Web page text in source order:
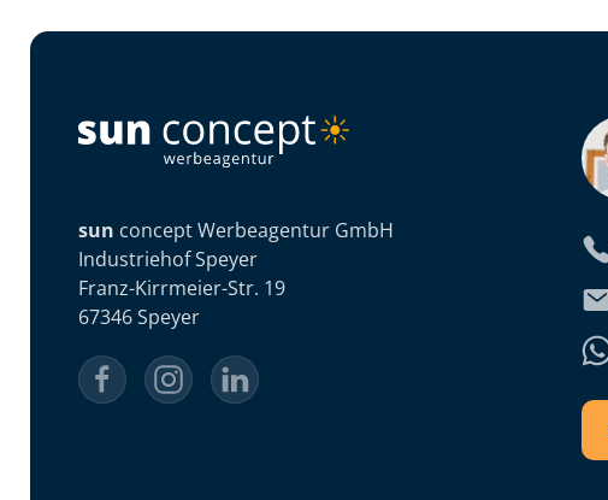
sun concept Werbeagentur GmbH
Industriehof Speyer
Franz-Kirrmeier-Str. 19
67346 Speyer